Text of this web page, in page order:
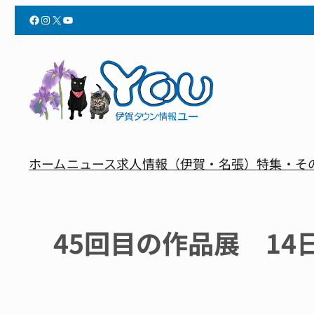
Facebook InstagramX YouTube
ホームニュース求人情報（伊賀・名張）特集・そ
45回目の作品展 14